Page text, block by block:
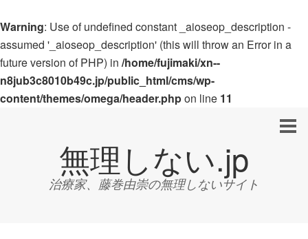
Warning: Use of undefined constant _aioseop_description -
assumed '_aioseop_description' (this will throw an Error in a
future version of PHP) in /home/fujimaki/xn--
n8jub3c8010b49c.jp/public_html/cms/wp-
content/themes/omega/header.phpon line 11
無理しない.jp
治療家、藤巻由崇の無理しないサイト